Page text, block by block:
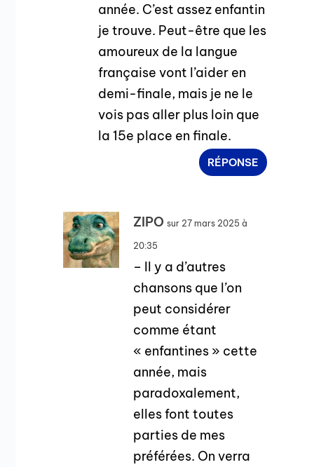
année. C’est assez enfantin
je trouve. Peut-être que les
amoureux de la langue
française vont l’aider en
demi-finale, mais je ne le
vois pas aller plus loin que
la 15e place en finale.
RÉPONSE
ZIPO sur 27 mars 2025 à
20:35
– Il y a d’autres
chansons que l’on
peut considérer
comme étant
« enfantines » cette
année, mais
paradoxalement,
elles font toutes
parties de mes
préférées. On verra